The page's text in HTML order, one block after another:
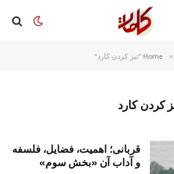
Home »
کردن کارد
قربانی؛ اهمیت، فضایل، فلسفه
و آداب آن «بخش سوم»